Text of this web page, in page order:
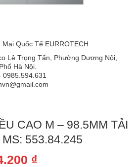
Quốc Tế EURROTECH
Lê Trọng Tấn, Phường Dương Nội,
Hà Nội.
0985.594.631
CAO M – 98.5MM TẢI
553.84.245
₫